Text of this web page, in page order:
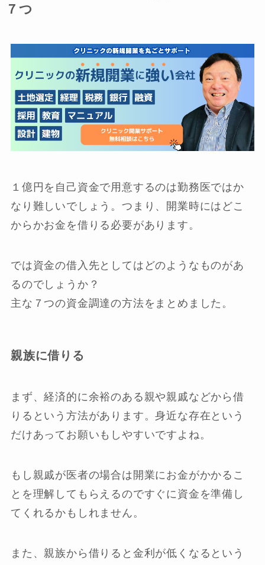
７つ
１億円を自己資金で用意するのは勤務医ではか
なり難しいでしょう。つまり、開業時にはどこ
からかお金を借りる必要があります。
では資金の借入先としてはどのようなものがあ
るのでしょうか？
主な７つの資金調達の方法をまとめました。
親族に借りる
まず、経済的に余裕のある親や親戚などから借
りるという方法があります。身近な存在という
だけあってお願いもしやすいですよね。
もし親戚が医者の場合は開業にお金がかかるこ
とを理解してもらえるのですぐに資金を準備し
てくれるかもしれません。
また、親族から借りると金利が低くなるという